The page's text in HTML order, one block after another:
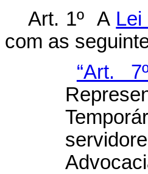
Art. 1º A
com as
“Art.